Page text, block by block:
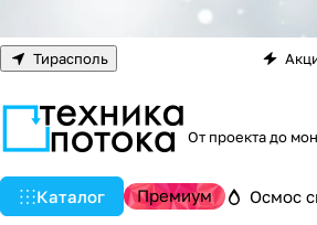
Тирасполь
От проекта до
Каталог Премиум Осмос